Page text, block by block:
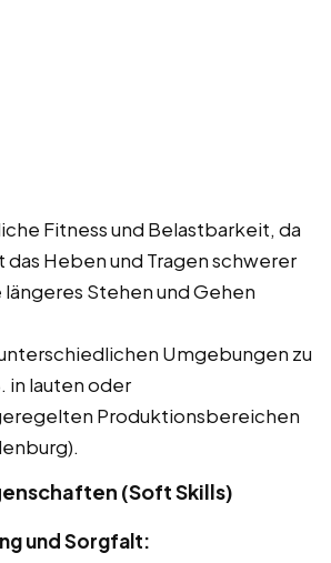
Fitness und Belastbarkeit, da
Heben und Tragen schwerer
längeres Stehen und Gehen
Umgebungen zu
in lauten oder
Produktionsbereichen
(Soft Skills)
und Sorgfalt: